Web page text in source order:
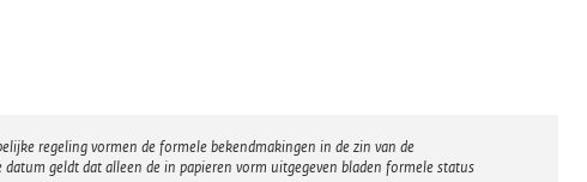
regeling vormen de formele bekendmakingen in de zin van de
geldt dat alleen de in papieren vorm uitgegeven bladen formele status